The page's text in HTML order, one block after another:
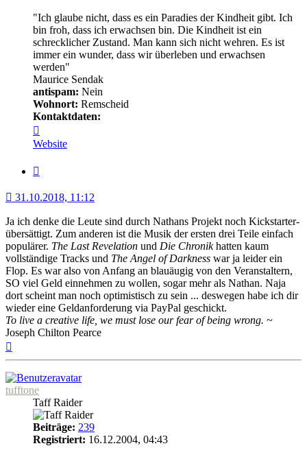
"Ich glaube nicht, dass es ein Paradies der Kindheit gibt. Ich
bin froh, dass ich erwachsen bin. Die Kindheit ist ein
schrecklicher Zustand. Man kann sich nicht wehren. Es ist
immer ein wunder, dass wir überleben und erwachsen
werden"
Maurice Sendak
antispam: Nein
Wohnort: Remscheid
Kontaktdaten:
von
Minerva
Website
31.10.2018, 11:12
Ja ich denke die Leute sind durch Nathans Projekt noch Kickstarter-
übersättigt. Zum anderen ist die Musik der ersten drei Teile einfach
populärer. The Last Revelation und Die Chronikhatten kaum
vollständige Tracks und The Angel of Darkness war ja leider ein
Flop. Es war also von Anfang an blauäugig von den Veranstaltern,
SO viel Geld einnehmen zu wollen, sogar mehr als Nathan. Naja
dort scheint man noch optimistisch zu sein ... deswegen habe ich dir
wieder eine Geldanforderung via PayPal geschickt.
To live a creative life, we must lose our fear of being wrong. ~
Joseph Chilton Pearce
tufftone
Taff Raider
Beiträge: 239
Registriert: 16.12.2004, 04:43